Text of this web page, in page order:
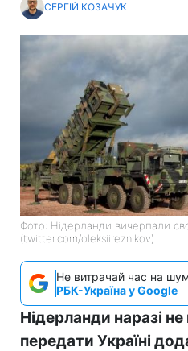
СЕРГІЙ КОЗАЧУК
Фото: Нідерланди вичерпали
(twitter.com/oleksiireznikov)
Не витрачай час на
РБК-Україна у Google
Нідерланди наразі
передати Україні